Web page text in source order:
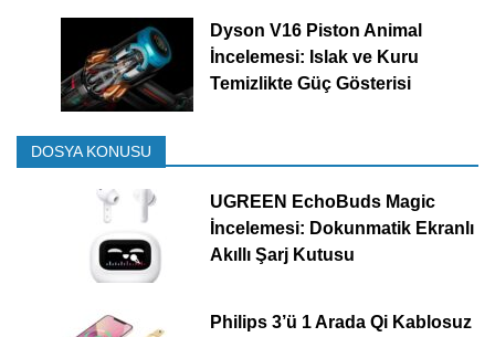
Dyson V16 Piston Animal
İncelemesi: Islak ve Kuru
Temizlikte Güç Gösterisi
DOSYA KONUSU
UGREEN EchoBuds Magic
İncelemesi: Dokunmatik Ekranlı
Akıllı Şarj Kutusu
Philips 3’ü 1 Arada Qi Kablosuz